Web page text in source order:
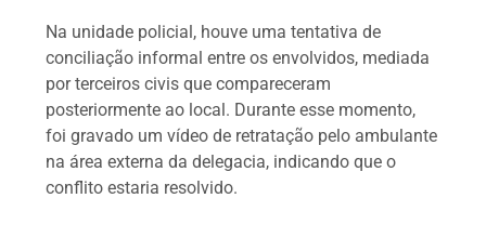
Na unidade policial, houve uma tentativa de
conciliação informal entre os envolvidos, mediada
por terceiros civis que compareceram
posteriormente ao local. Durante esse momento,
foi gravado um vídeo de retratação pelo ambulante
na área externa da delegacia, indicando que o
conflito estaria resolvido.